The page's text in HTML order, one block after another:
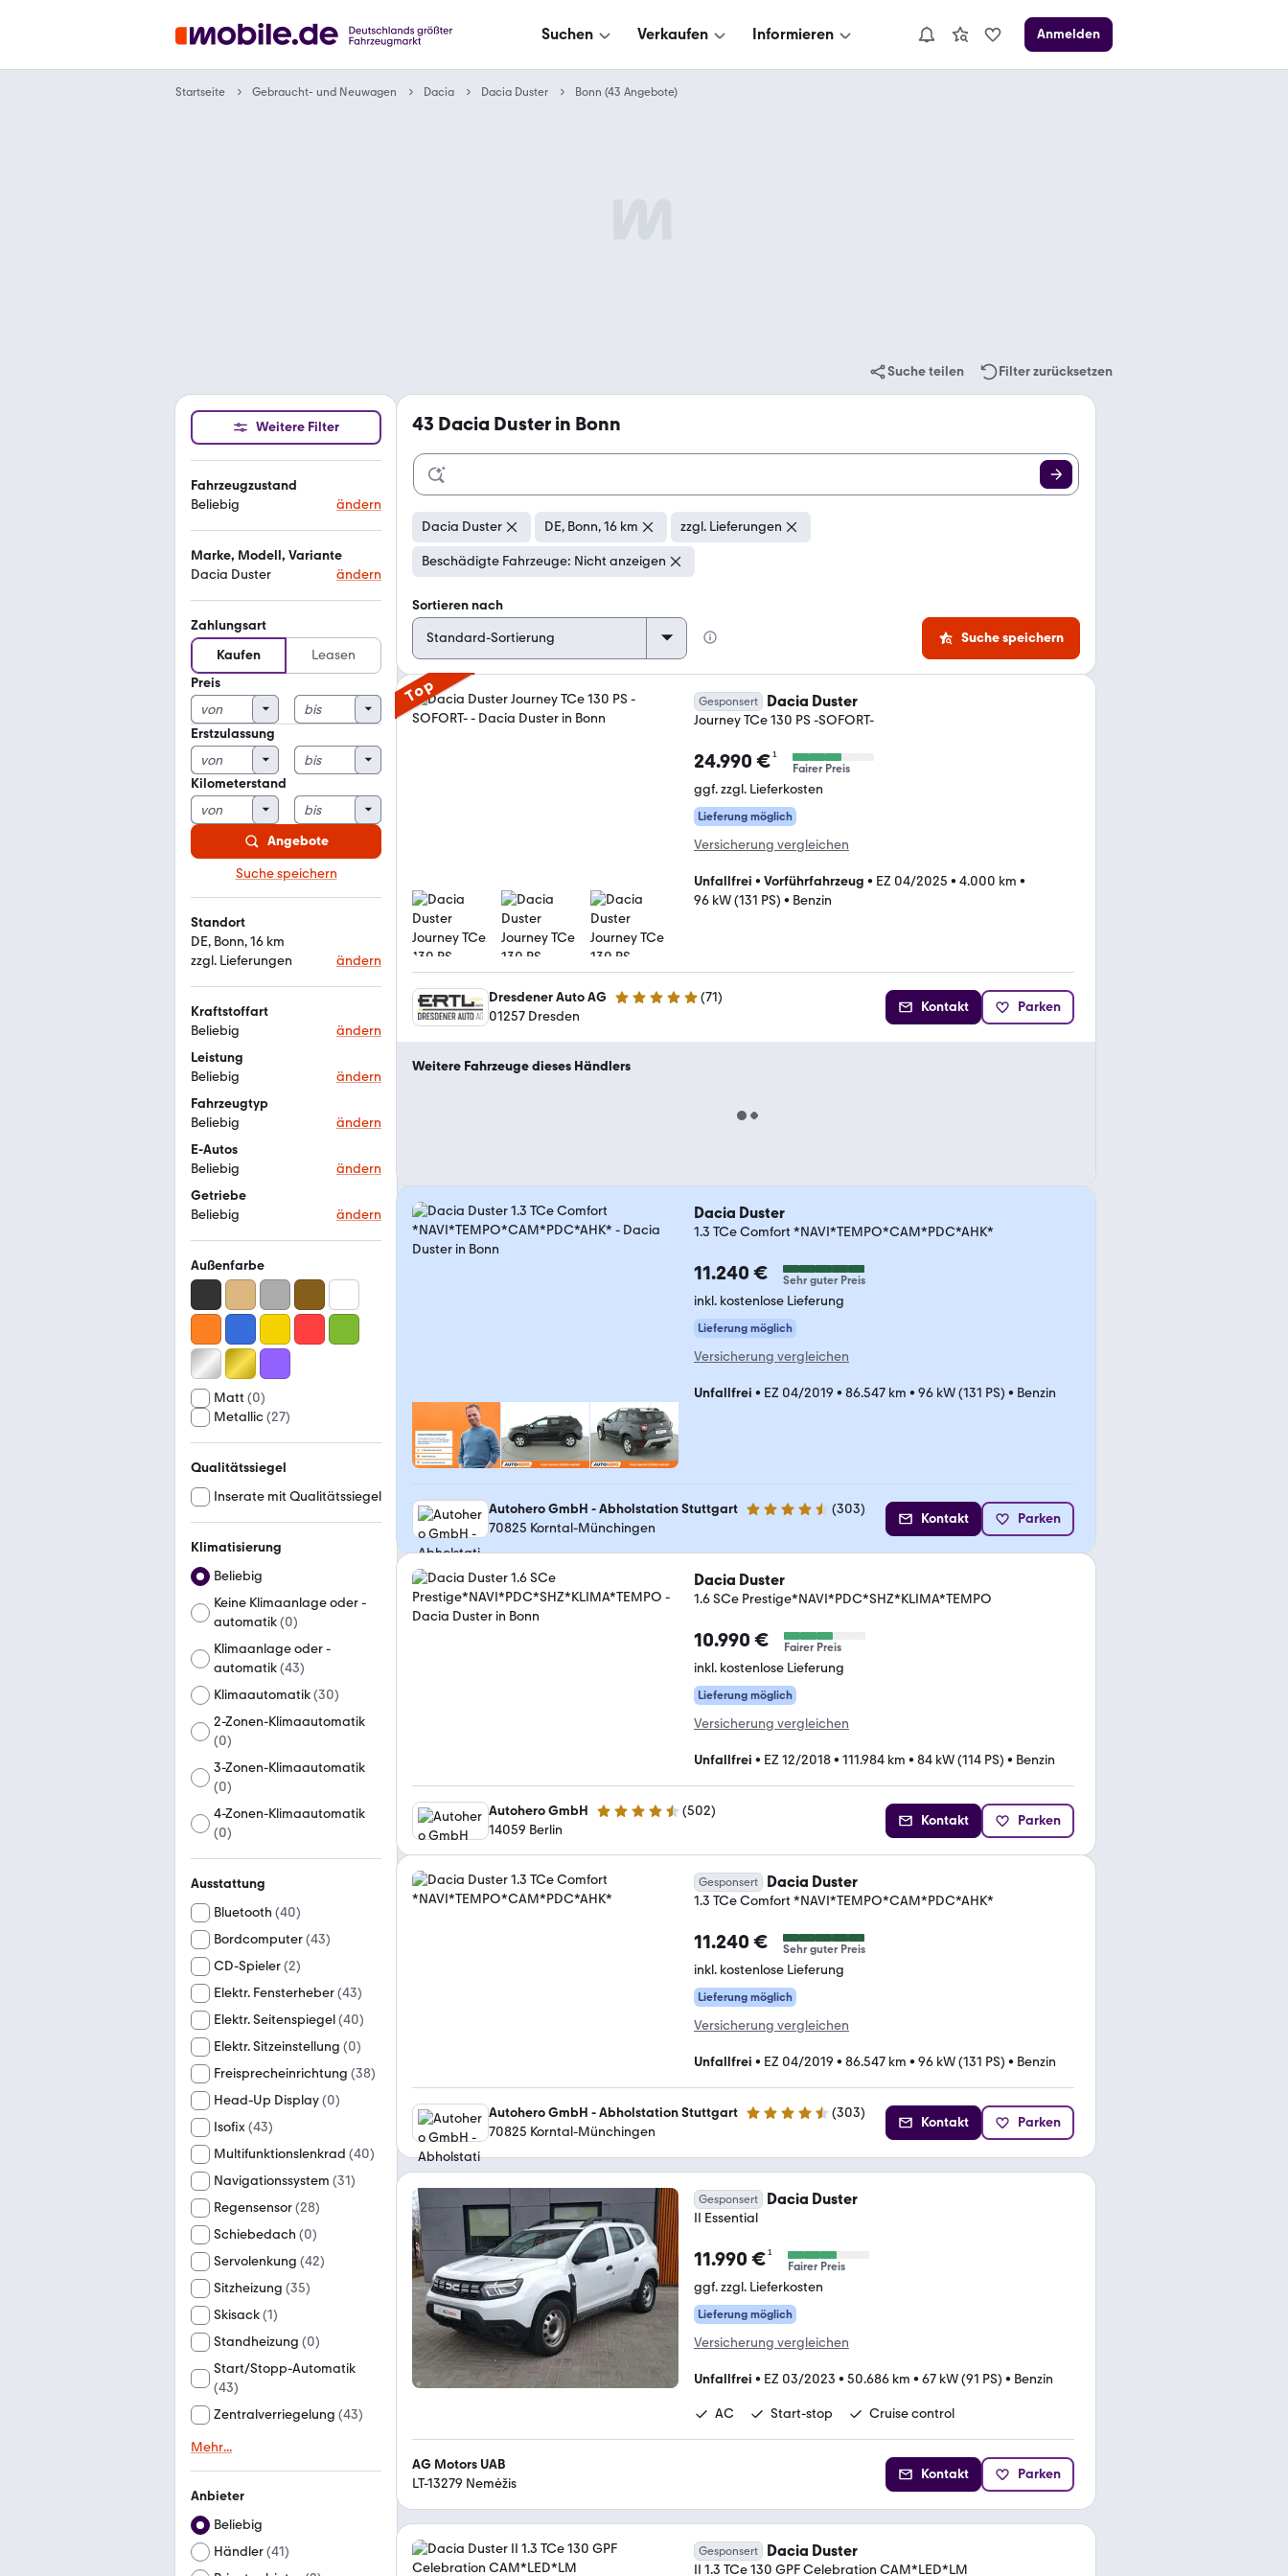
Suchen Verkaufen Informieren Anmelden
Startseite Gebraucht- und Neuwagen Dacia Dacia Duster Bonn (43 Angebote)
Suche teilen Filter zurücksetzen
Weitere Filter
Fahrzeugzustand
Beliebig
ändern
Marke, Modell, Variante
Dacia Duster
ändern
Zahlungsart
Kaufen
Leasen
Preis
Erstzulassung
Kilometerstand
Angebote
Suche speichern
Standort
DE, Bonn, 16 km
zzgl. Lieferungen
ändern
Kraftstoffart
Beliebig
ändern
Leistung
Beliebig
ändern
Fahrzeugtyp
Beliebig
ändern
E-Autos
Beliebig
ändern
Getriebe
Beliebig
ändern
Außenfarbe
Matt (0)
Metallic(27)
Qualitätssiegel
Inserate mit Qualitätssiegel
Klimatisierung
Beliebig
Keine Klimaanlage oder -
automatik(0)
Klimaanlage oder -
automatik(43)
Klimaautomatik(30)
2-Zonen-Klimaautomatik
(0)
3-Zonen-Klimaautomatik
(0)
4-Zonen-Klimaautomatik
(0)
Ausstattung
Bluetooth (40)
Bordcomputer(43)
CD-Spieler(2)
Elektr. Fensterheber(43)
Elektr. Seitenspiegel(40)
Elektr. Sitzeinstellung (0)
Freisprecheinrichtung (38)
Head-Up Display(0)
Isofix(43)
Multifunktionslenkrad (40)
Navigationssystem (31)
Regensensor(28)
Schiebedach (0)
Servolenkung (42)
Sitzheizung (35)
Skisack(1)
Standheizung (0)
Start/Stopp-Automatik
(43)
Zentralverriegelung (43)
Mehr...
Anbieter
Beliebig
Händler(41)
43 Dacia Duster in Bonn
Dacia Duster DE, Bonn, 16 km zzgl. Lieferungen
Beschädigte Fahrzeuge: Nicht anzeigen
Sortieren nach
Suche speichern
Top Gesponsert Dacia Duster
Journey TCe 130 PS -SOFORT-
24.990 €¹
Fairer Preis
ggf. zzgl. Lieferkosten
Lieferung möglich
Versicherung vergleichen
Unfallfrei • Vorführfahrzeug • EZ 04/2025 • 4.000 km •
96 kW (131 PS) • Benzin
Dresdener Auto AG 4.9 Sterne (71)
01257 Dresden
Kontakt Parken
Weitere Fahrzeuge dieses Händlers
Dacia Duster
1.3 TCe Comfort *NAVI*TEMPO*CAM*PDC*AHK*
11.240 € Sehr guter Preis
inkl. kostenlose Lieferung
Lieferung möglich
Versicherung vergleichen
Unfallfrei • EZ 04/2019 • 86.547 km • 96 kW (131 PS) • Benzin
Autohero GmbH - Abholstation Stuttgart 4.4 Sterne (303)
70825 Korntal-Münchingen
Kontakt Parken
Dacia Duster
1.6 SCe Prestige*NAVI*PDC*SHZ*KLIMA*TEMPO
10.990 € Fairer Preis
inkl. kostenlose Lieferung
Lieferung möglich
Versicherung vergleichen
Unfallfrei • EZ 12/2018• 111.984 km • 84 kW (114 PS) • Benzin
Autohero GmbH 4.5 Sterne (502)
14059 Berlin
Kontakt Parken
Gesponsert Dacia Duster
1.3 TCe Comfort *NAVI*TEMPO*CAM*PDC*AHK*
11.240 € Sehr guter Preis
inkl. kostenlose Lieferung
Lieferung möglich
Versicherung vergleichen
Unfallfrei • EZ 04/2019 • 86.547 km • 96 kW (131 PS) • Benzin
Autohero GmbH - Abholstation Stuttgart 4.4 Sterne (303)
70825 Korntal-Münchingen
Kontakt Parken
Gesponsert Dacia Duster
II Essential
11.990 €¹
Fairer Preis
ggf. zzgl. Lieferkosten
Lieferung möglich
Versicherung vergleichen
Unfallfrei • EZ 03/2023 • 50.686 km • 67 kW (91 PS) • Benzin
AC Start-stop Cruise control
AG Motors UAB
LT-13279 Nemėžis
Kontakt Parken
Gesponsert Dacia Duster
II 1.3 TCe 130 GPF Celebration CAM*LED*LM